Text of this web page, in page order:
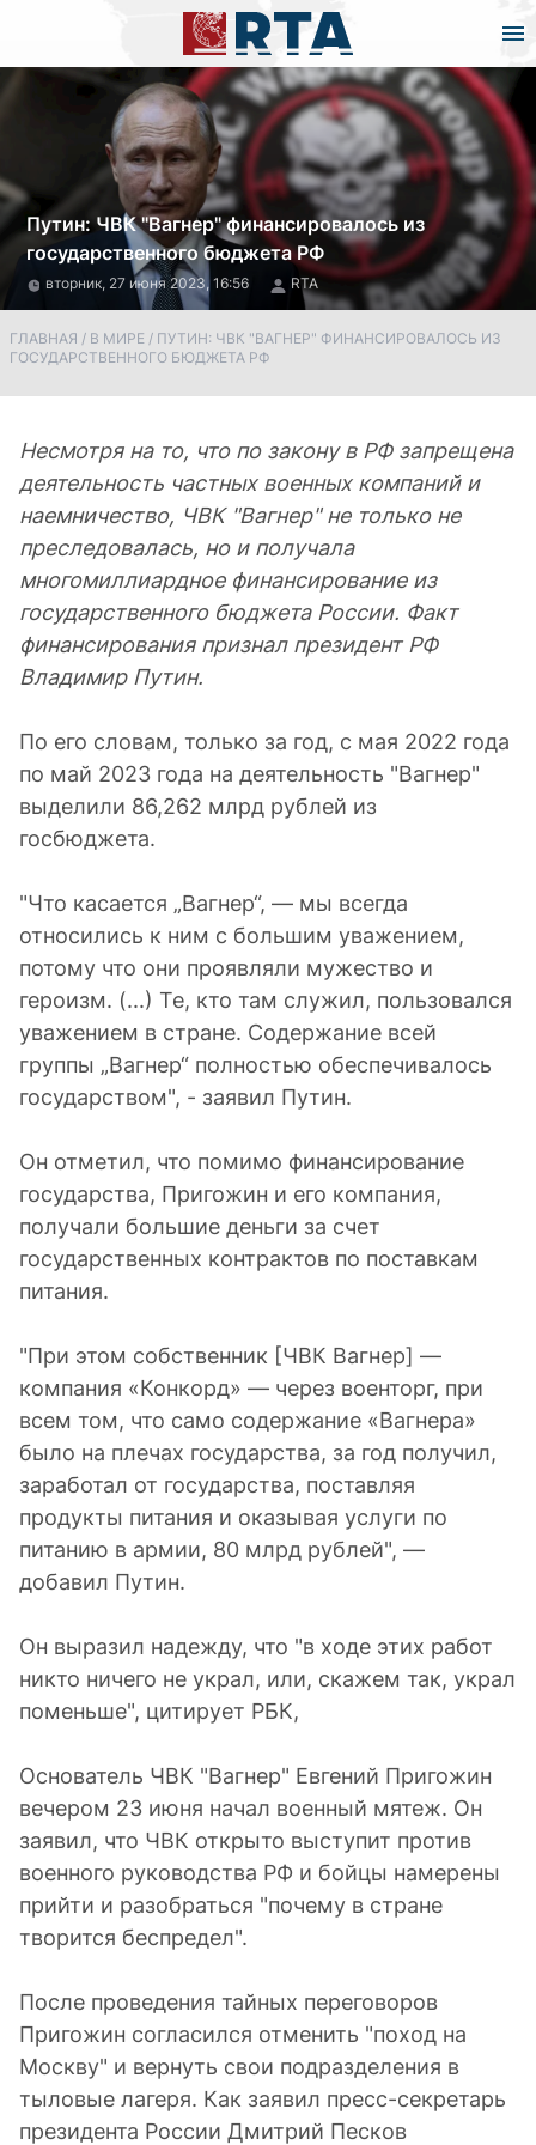
Путин: ЧВК "Вагнер" финансировалось из
государственного бюджета РФ
вторник, 27 июня 2023, 16:56 RTA
ГЛАВНАЯ / В МИРЕ / ПУТИН: ЧВК "ВАГНЕР" ФИНАНСИРОВАЛОСЬ ИЗ
ГОСУДАРСТВЕННОГО БЮДЖЕТА РФ
Несмотря на то, что по закону в РФ запрещена
деятельность частных военных компаний и
наемничество, ЧВК "Вагнер" не только не
преследовалась, но и получала
многомиллиардное финансирование из
государственного бюджета России. Факт
финансирования признал президент РФ
Владимир Путин.
По его словам, только за год, с мая 2022 года
по май 2023 года на деятельность "Вагнер"
выделили 86,262 млрд рублей из
госбюджета.
"Что касается „Вагнер“, — мы всегда
относились к ним с большим уважением,
потому что они проявляли мужество и
героизм. (...) Те, кто там служил, пользовался
уважением в стране. Содержание всей
группы „Вагнер“ полностью обеспечивалось
государством", - заявил Путин.
Он отметил, что помимо финансирование
государства, Пригожин и его компания,
получали большие деньги за счет
государственных контрактов по поставкам
питания.
"При этом собственник [ЧВК Вагнер] —
компания «Конкорд» — через военторг, при
всем том, что само содержание «Вагнера»
было на плечах государства, за год получил,
заработал от государства, поставляя
продукты питания и оказывая услуги по
питанию в армии, 80 млрд рублей", —
добавил Путин.
Он выразил надежду, что "в ходе этих работ
никто ничего не украл, или, скажем так, украл
поменьше", цитирует РБК,
Основатель ЧВК "Вагнер" Евгений Пригожин
вечером 23 июня начал военный мятеж. Он
заявил, что ЧВК открыто выступит против
военного руководства РФ и бойцы намерены
прийти и разобраться "почему в стране
творится беспредел".
После проведения тайных переговоров
Пригожин согласился отменить "поход на
Москву" и вернуть свои подразделения в
тыловые лагеря. Как заявил пресс-секретарь
президента России Дмитрий Песков